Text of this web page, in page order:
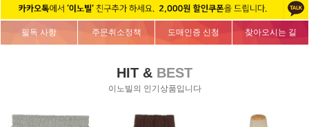
필독 사항 주문취소정책 도매인증 신청 찾아오시는 길
HIT & BEST
이노빌의 인기상품입니다